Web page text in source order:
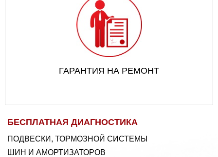
ГАРАНТИЯ НА РЕМОНТ
БЕСПЛАТНАЯ ДИАГНОСТИКА
ПОДВЕСКИ, ТОРМОЗНОЙ СИСТЕМЫ
ШИН И АМОРТИЗАТОРОВ